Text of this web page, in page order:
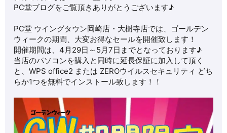
PC堂ブログをご覧頂きありがとうございます♪
PC堂 ウイングタウン岡崎店・大樹寺店では、ゴールデン
ウィークの期間、大変お得なセールを開催致します！
開催期間は、4月29日～5月7日までとなっております♪
当店のパソコンを購入と同時に延長保証に加入して頂く
と、WPS office2 または ZEROウイルスセキュリティ どち
らか1つを無料でインストール致します！！